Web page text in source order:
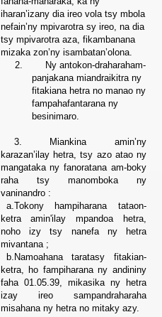
iharan’izany dia ireo vola tsy mbola
nefain’ny mpivarotra sy ireo, na dia
tsy mpivarotra aza, fikambanana
mizaka zon’ny isambatan’olona.
2.
Ny antokon-draharaham-
panjakana miandraikitra ny
fitakiana hetra no manao ny
fampahafantarana ny
besinimaro.
3. Miankina amin’ny
karazan’ilay hetra, tsy azo atao ny
mangataka ny fanoratana am-boky
raha tsy manomboka ny
vaninandro :
a.Tokony hampiharana tataon-
ketra amin'ilay mpandoa hetra,
noho izy
tsy nanefa ny hetra
mivantana ;
b. Namoahana taratasy fitakian-
ketra, ho fampiharana ny andininy
faha 01.05.39, mikasika ny hetra
izay ireo sampandraharaha
misahana ny hetra no mitaky azy.